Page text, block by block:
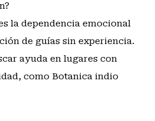
la dependencia emocional
de guías sin experiencia.
ayuda en lugares con
como Botanica indio